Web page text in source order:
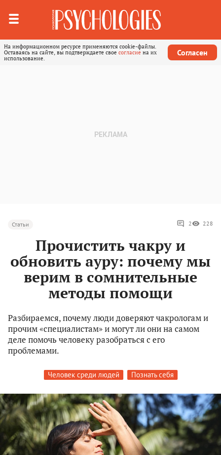
На информационном ресурсе применяются cookie-файлы.
Оставаясь на сайте, вы подтверждаете свое согласие на их
использование.
Согласен
Статьи 2 228
Прочистить чакру и
обновить ауру: почему мы
верим в сомнительные
методы помощи
Разбираемся, почему люди доверяют чакрологам и
прочим «специалистам» и могут ли они на самом
деле помочь человеку разобраться с его
проблемами.
Человек среди людей Познать себя